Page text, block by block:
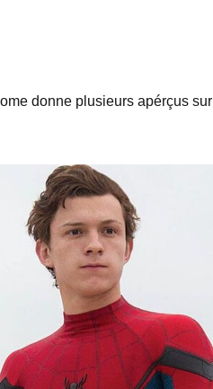
donne plusieurs apérçus sur